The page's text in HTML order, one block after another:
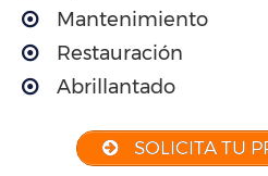
Mantenimiento
Restauración
Abrillantado
SOLICITA TU